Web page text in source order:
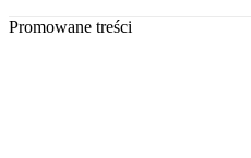
Promowane treści